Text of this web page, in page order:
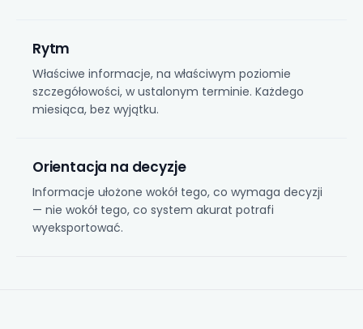
Rytm
Właściwe informacje, na właściwym poziomie
szczegółowości, w ustalonym terminie. Każdego
miesiąca, bez wyjątku.
Orientacja na decyzje
Informacje ułożone wokół tego, co wymaga decyzji
— nie wokół tego, co system akurat potrafi
wyeksportować.